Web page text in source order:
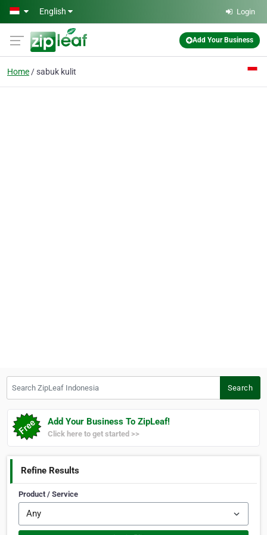
Skip to main content
English Login
Add Your Business
Home sabuk kulit
Search
Add Your Business To ZipLeaf!
Click here to get started >>
Refine Results
Product / Service